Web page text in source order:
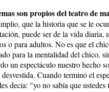
son propios del teatro de
que la historia que se le
puede ser de la vida diaria,
o para adultos. No es que el
para la mentalidad del chico,
un espectáculo nuestro hecho
Cuando terminó el
decía: "yo no sabía que